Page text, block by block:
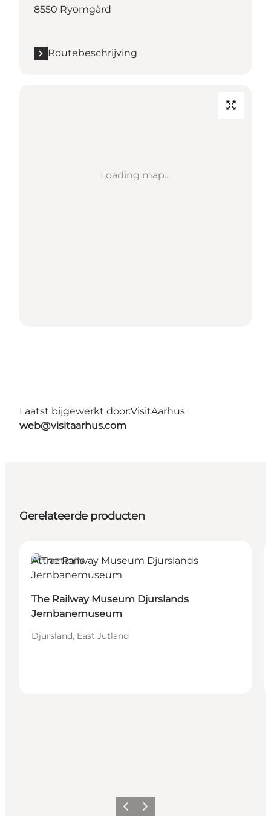
8550 Ryomgård
Routebeschrijving
Loading map...
Laatst bijgewerkt door:VisitAarhus
web@visitaarhus.com
Gerelateerde producten
Attractions
The Railway Museum Djurslands
Jernbanemuseum
Djursland, East Jutland
Vorige Volgende